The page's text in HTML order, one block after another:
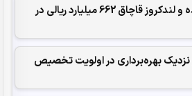
کشف روغن احتکارشده و لندکروز قاچاق 662 میلیارد ریالی در
بهره‌برداری در اولویت تخصیص